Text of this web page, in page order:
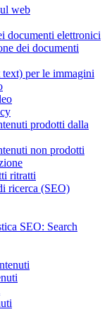
web
documenti elettronici
dei documenti
per le immagini
prodotti dalla
non prodotti
ritratti
ricerca (SEO)
SEO: Search